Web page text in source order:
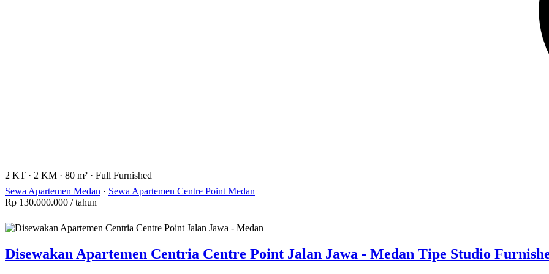
2 KT · 2 KM · 80 m² · Full Furnished
Sewa Apartemen Medan · Sewa Apartemen Centre Point Medan
Rp 130.000.000 / tahun
Disewakan Apartemen Centria Centre Point Jalan Jawa - Medan Tipe Studio